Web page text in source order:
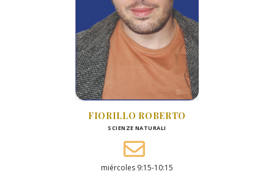
FIORILLO ROBERTO
SCIENZE NATURALI
miércoles 9:15-10:15